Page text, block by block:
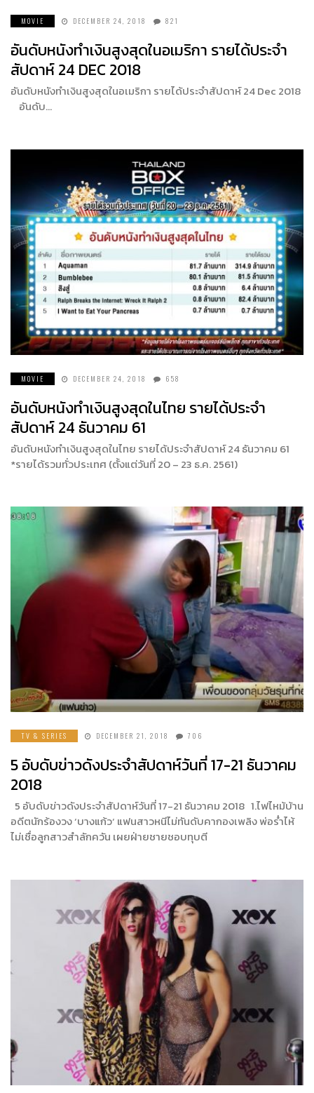
MOVIE DECEMBER 24, 2018 821
อันดับหนังทำเงินสูงสุดในอเมริกา รายได้ประจำ
สัปดาห์ 24 DEC 2018
อันดับหนังทำเงินสูงสุดในอเมริกา รายได้ประจำสัปดาห์ 24 Dec 2018
อันดับ…
MOVIE DECEMBER 24, 2018 658
อันดับหนังทำเงินสูงสุดในไทย รายได้ประจำ
สัปดาห์ 24 ธันวาคม 61
อันดับหนังทำเงินสูงสุดในไทย รายได้ประจำสัปดาห์ 24 ธันวาคม 61
*รายได้รวมทั่วประเทศ (ตั้งแต่วันที่ 20 – 23 ธ.ค. 2561)
TV & SERIES DECEMBER 21, 2018 706
5 อับดับข่าวดังประจำสัปดาห์วันที่ 17-21 ธันวาคม
2018
5 อับดับข่าวดังประจำสัปดาห์วันที่ 17-21 ธันวาคม 2018 1.ไฟไหม้บ้าน
อดีตนักร้องวง ‘บางแก้ว‘ แฟนสาวหนีไม่ทันดับคากองเพลิง พ่อร่ำไห้
ไม่เชื่อลูกสาวสำลักควัน เผยฝ่ายชายชอบทุบตี